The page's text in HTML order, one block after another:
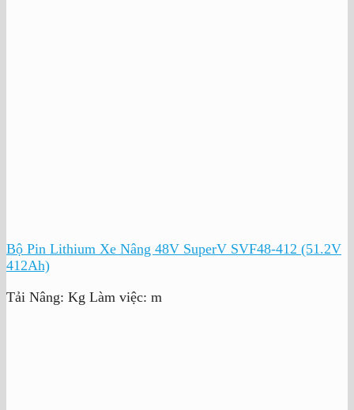
Bộ Pin Lithium Xe Nâng 48V SuperV SVF48-412 (51.2V
412Ah)
Tải Nâng: Kg Làm việc: m